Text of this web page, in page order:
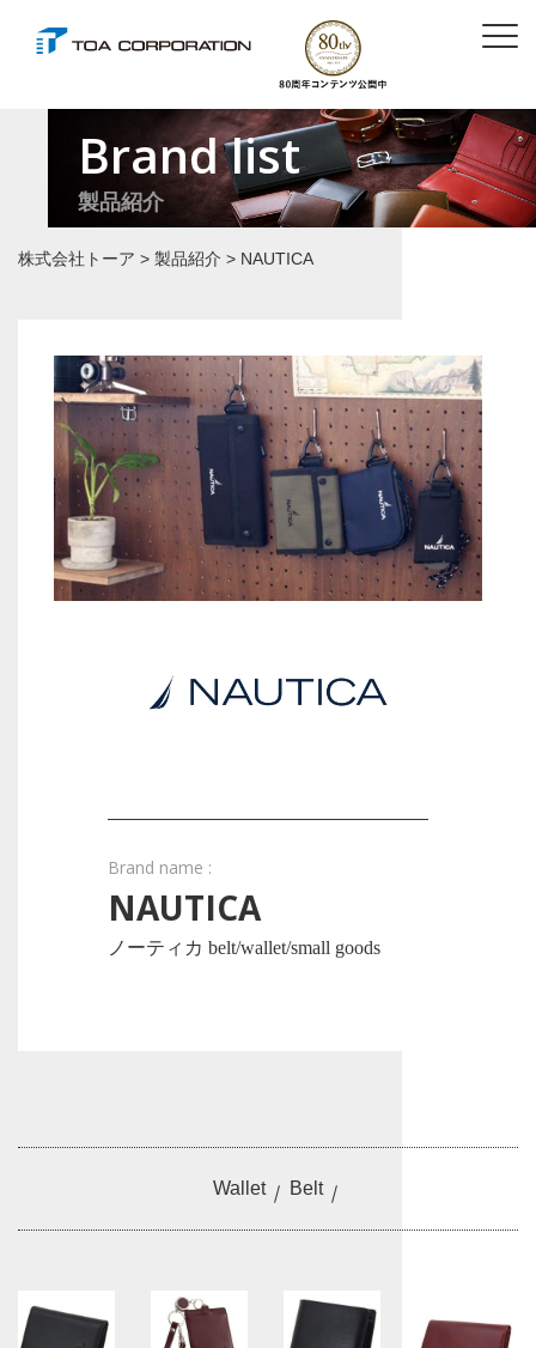
Brand list
製品紹介
株式会社トーア > 製品紹介 > NAUTICA
Brand name :
NAUTICA
ノーティカ belt/wallet/small goods
Wallet Belt